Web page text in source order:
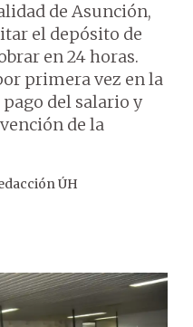
de Asunción,
el depósito de
en 24 horas.
primera vez en la
del salario y
de la
ÚH